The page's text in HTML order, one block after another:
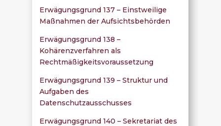
Erwägungsgrund 137 – Einstweilige
Maßnahmen der Aufsichtsbehörden
Erwägungsgrund 138 –
Kohärenzverfahren als
Rechtmäßigkeitsvoraussetzung
Erwägungsgrund 139 – Struktur und
Aufgaben des
Datenschutzausschusses
Erwägungsgrund 140 – Sekretariat des